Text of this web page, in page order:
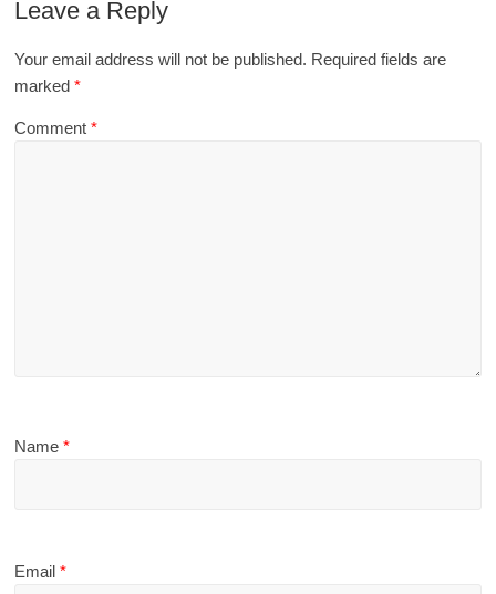
Leave a Reply
Your email address will not be published. Required fields are
marked*
Comment*
Name*
Email*